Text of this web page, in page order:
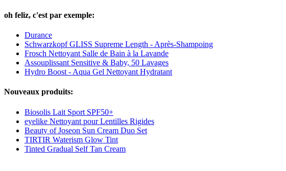
oh feliz, c'est par exemple:
Durance
Schwarzkopf GLISS Supreme Length - Après-Shampoing
Frosch Nettoyant Salle de Bain à la Lavande
Assouplissant Sensitive & Baby, 50 Lavages
Hydro Boost - Aqua Gel Nettoyant Hydratant
Nouveaux produits:
Biosolis Lait Sport SPF50+
eyelike Nettoyant pour Lentilles Rigides
Beauty of Joseon Sun Cream Duo Set
TIRTIR Waterism Glow Tint
Tinted Gradual Self Tan Cream